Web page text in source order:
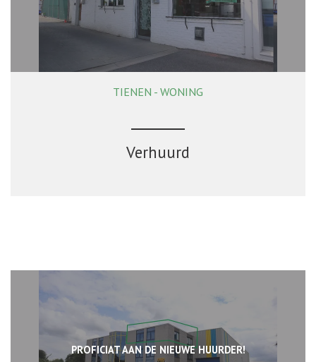
96 m² 2
TIENEN - WONING
Verhuurd
PROFICIAT AAN DE NIEUWE HUURDER!